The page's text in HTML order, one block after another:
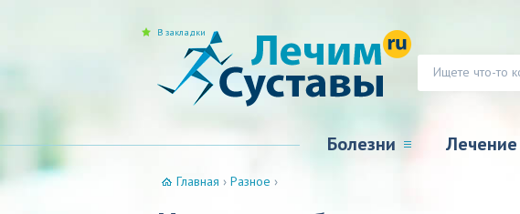
Болезни Лечение
В закладки
Главная › Разное ›